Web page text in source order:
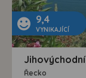
9,4
VYNIKAJÍCÍ
Řecko